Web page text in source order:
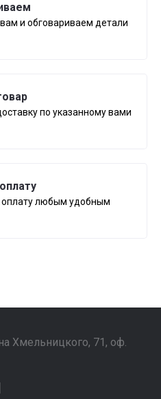
и обговариваем детали
по указанному вами
оплату любым удобным
Хмельницкого, 71, оф.